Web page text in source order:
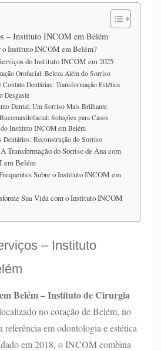
– Instituto INCOM em Belém
o Instituto INCOM em Belém?
do Instituto INCOM em 2025
Orofacial: Beleza Além do Sorriso
Contato Dentárias: Transformação Estética
Desgaste
Dental: Um Sorriso Mais Brilhante
Soluções para Casos
Instituto INCOM em Belém
Dentários: Reconstrução do Sorriso
Transformação do Sorriso de Ana com
em Belém
Sobre o Instituto INCOM em
Sua Vida com o Instituto INCOM
– Instituto
Belém – Instituto de Cirurgia
no coração de Belém, no
em odontologia e estética
em 2018, o INCOM combina